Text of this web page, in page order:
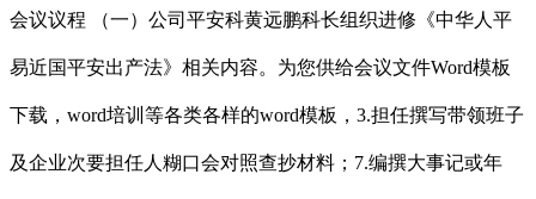
会议议程 （一）公司平安科黄远鹏科长组织进修《中华人平
易近国平安出产法》相关内容。为您供给会议文件Word模板
下载，word培训等各类各样的word模板，3.担任撰写带领班子
及企业次要担任人糊口会对照查抄材料；7.编撰大事记或年